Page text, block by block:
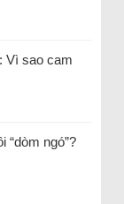
Vì sao cam
“dòm ngó”?